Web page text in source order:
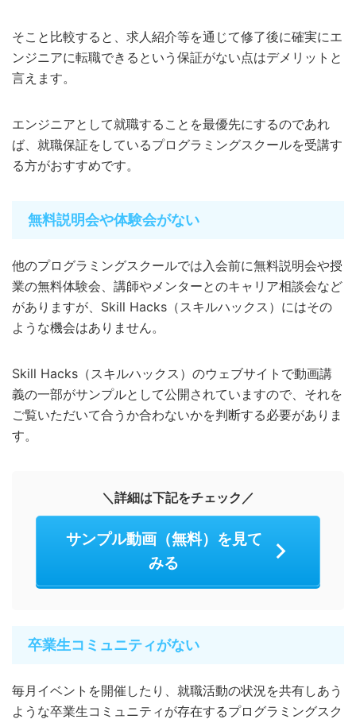
そこと比較すると、求人紹介等を通じて修了後に確実にエ
ンジニアに転職できるという保証がない点はデメリットと
言えます。
エンジニアとして就職することを最優先にするのであれ
ば、就職保証をしているプログラミングスクールを受講す
る方がおすすめです。
無料説明会や体験会がない
他のプログラミングスクールでは入会前に無料説明会や授
業の無料体験会、講師やメンターとのキャリア相談会など
がありますが、Skill Hacks（スキルハックス）にはその
ような機会はありません。
Skill Hacks（スキルハックス）のウェブサイトで動画講
義の一部がサンプルとして公開されていますので、それを
ご覧いただいて合うか合わないかを判断する必要がありま
す。
＼詳細は下記をチェック／
サンプル動画（無料）を見て
みる
卒業生コミュニティがない
毎月イベントを開催したり、就職活動の状況を共有しあう
ような卒業生コミュニティが存在するプログラミングスク